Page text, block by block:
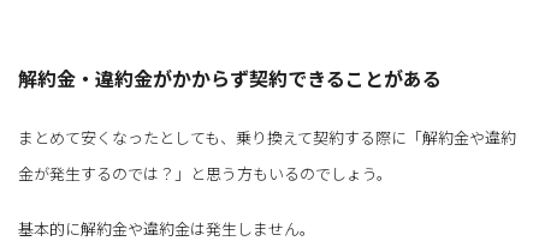
解約金・違約金がかからず契約できることがある
まとめて安くなったとしても、乗り換えて契約する際に「解約金や違約
金が発生するのでは？」と思う方もいるのでしょう。
基本的に解約金や違約金は発生しません。